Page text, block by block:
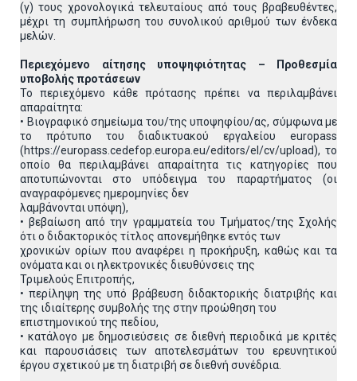
(γ) τους χρονολογικά τελευταίους από τους βραβευθέντες,
μέχρι τη συμπλήρωση του συνολικού αριθμού των ένδεκα
μελών.
Περιεχόμενο αίτησης υποψηφιότητας – Προθεσμία
υποβολής προτάσεων
Το περιεχόμενο κάθε πρότασης πρέπει να περιλαμβάνει
απαραίτητα:
• Βιογραφικό σημείωμα του/της υποψηφίου/ας, σύμφωνα με
το πρότυπο του διαδικτυακού εργαλείου europass
(https://europass.cedefop.europa.eu/editors/el/cv/upload), το
οποίο θα περιλαμβάνει απαραίτητα τις κατηγορίες που
αποτυπώνονται στο υπόδειγμα του παραρτήματος (οι
αναγραφόμενες ημερομηνίες δεν
λαμβάνονται υπόψη),
• βεβαίωση από την γραμματεία του Τμήματος/της Σχολής
ότι ο διδακτορικός τίτλος απονεμήθηκε εντός των
χρονικών ορίων που αναφέρει η προκήρυξη, καθώς και τα
ονόματα και οι ηλεκτρονικές διευθύνσεις της
Τριμελούς Επιτροπής,
• περίληψη της υπό βράβευση διδακτορικής διατριβής και
της ιδιαίτερης συμβολής της στην προώθηση του
επιστημονικού της πεδίου,
• κατάλογο με δημοσιεύσεις σε διεθνή περιοδικά με κριτές
και παρουσιάσεις των αποτελεσμάτων του ερευνητικού
έργου σχετικού με τη διατριβή σε διεθνή συνέδρια.